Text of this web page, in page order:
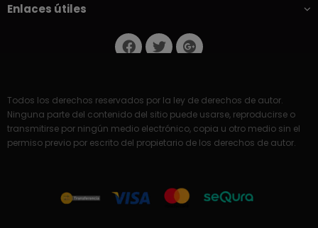
Enlaces útiles
Todos los derechos reservados por la ley de derechos de autor.
Ninguna parte del contenido del sitio puede usarse, reproducirse o
transmitirse por ningún medio electrónico, copia u otro medio sin el
permiso previo por escrito del propietario de los derechos de autor.